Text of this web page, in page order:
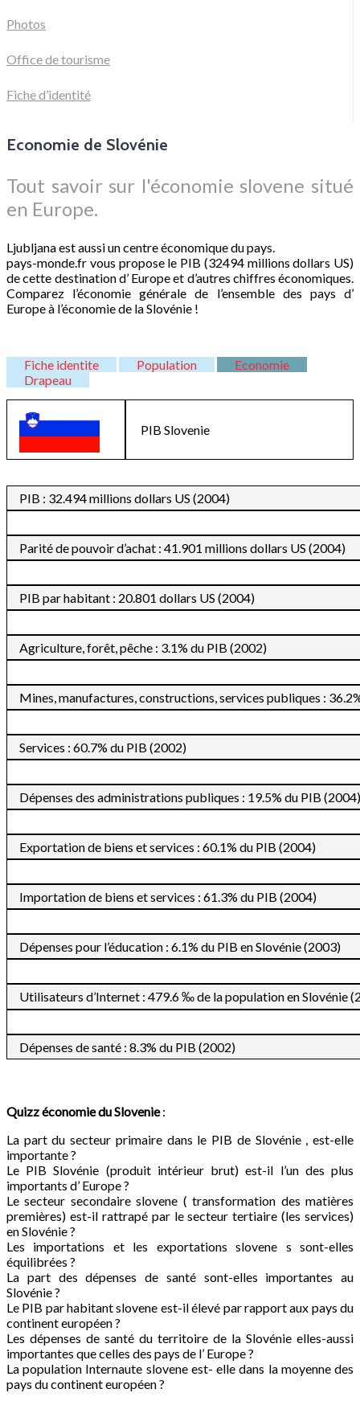
Photos
Office de tourisme
Fiche d’identité
Economie de Slovénie
Tout savoir sur l'économie slovene situé
en Europe.
Ljubljana est aussi un centre économique du pays.
pays-monde.fr vous propose le PIB (32494 millions dollars US)
de cette destination d’ Europe et d’autres chiffres économiques.
Comparez l’économie générale de l’ensemble des pays d’
Europe à l’économie de la Slovénie !
Fiche identite Population
Economie
Drapeau
PIB Slovenie
PIB : 32.494 millions dollars US (2004)
Parité de pouvoir d’achat : 41.901 millions dollars US (2004)
PIB par habitant : 20.801 dollars US (2004)
Agriculture, forêt, pêche : 3.1% du PIB (2002)
Mines, manufactures, constructions, services publiques :
Services : 60.7% du PIB (2002)
Dépenses des administrations publiques : 19.5% du PIB (2004)
Exportation de biens et services : 60.1% du PIB (2004)
Importation de biens et services : 61.3% du PIB (2004)
Dépenses pour l’éducation : 6.1% du PIB en Slovénie (2003)
Utilisateurs d’Internet : 479.6 ‰ de la population en Slovénie
Dépenses de santé : 8.3% du PIB (2002)
Quizz économie duSlovenie :
La part du secteur primaire dans le PIB de Slovénie , est-elle
importante ?
Le PIB Slovénie (produit intérieur brut) est-il l’un des plus
importants d’ Europe ?
Le secteur secondaire slovene ( transformation des matières
premières) est-il rattrapé par le secteur tertiaire (les services)
en Slovénie ?
Les importations et les exportations slovene s sont-elles
équilibrées ?
La part des dépenses de santé sont-elles importantes au
Slovénie ?
Le PIB par habitant slovene est-il élevé par rapport aux pays du
continent européen ?
Les dépenses de santé du territoire de la Slovénie elles-aussi
importantes que celles des pays de l’ Europe ?
La population Internaute slovene est- elle dans la moyenne des
pays du continent européen ?